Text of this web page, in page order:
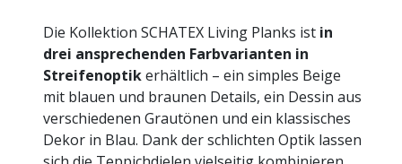
Die Kollektion SCHATEX Living Planks ist in
drei ansprechenden Farbvarianten in
Streifenoptikerhältlich – ein simples Beige
mit blauen und braunen Details, ein Dessin aus
verschiedenen Grautönen und ein klassisches
Dekor in Blau. Dank der schlichten Optik lassen